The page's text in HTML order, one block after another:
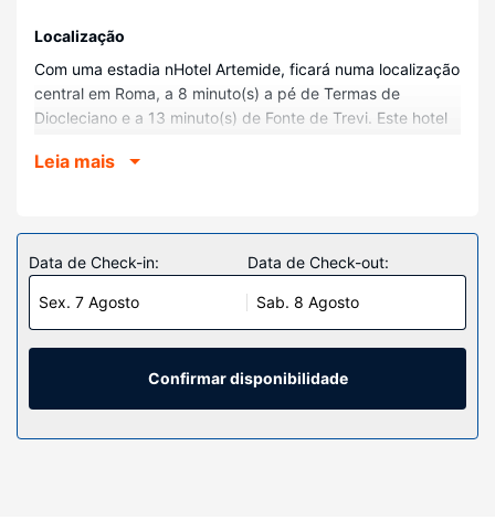
Localização
Com uma estadia nHotel Artemide, ficará numa localização
central em Roma, a 8 minuto(s) a pé de Termas de
Diocleciano e a 13 minuto(s) de Fonte de Trevi. Este hotel
Espanha e a 1,4 km (0,9 mi) de Fórum Romano.
Sinta-se em casa num dos 91 quartos, com produtos
grátis no minibar e Smart TV. As camas têm colchões
viscoelástico e roupa de alta qualidade. O acesso à
internet sem fios permite-lhe estar sempre contactável. Ao
final do dia, assista a uma seleção de canais digitais. As
comodidades incluem ainda telefone, além de cofres e de
Serviço do hotel
Ceda à irresistível tentação de uma ida ao spa, e desfrute
Leia mais
Data de Check-in:
Sex. 7 Agosto
Data de Check-out:
Sab. 8 Agosto
Confirmar disponibilidade